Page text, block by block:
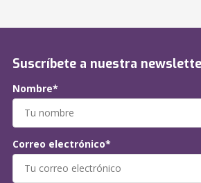
Suscríbete a nuestra
Nombre*
Correo electrónico*